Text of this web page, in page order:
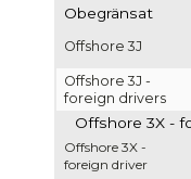
Obegränsat
Offshore 3J
Offshore 3J -
foreign drivers
Offshore 3X -
Offshore 3X -
foreign driver